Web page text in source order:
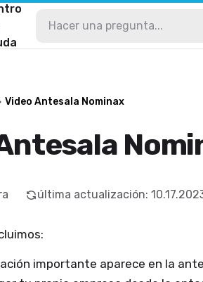
Video Antesala Nominax
última actualización:
importante aparece en la